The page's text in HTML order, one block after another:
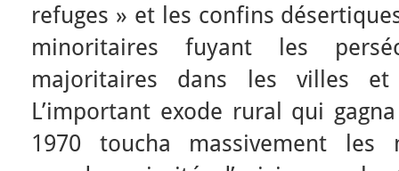
refuges » et les confins
minoritaires fuyant les
majoritaires dans les villes et
L’important exode rural qui
1970 toucha massivement les